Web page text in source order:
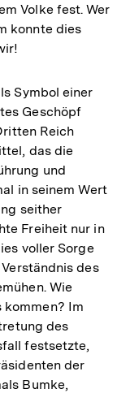
Volke fest. Wer
konnte dies
Symbol einer
Geschöpf
Reich
das die
und
in seinem Wert
seither
Freiheit nur in
voller Sorge
des
Wie
kommen? Im
des
festsetzte,
der
Bumke,